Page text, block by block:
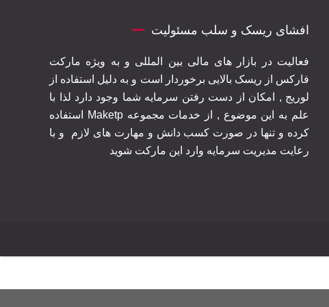
افشای ریسک و سلب مسئولیت
فعالیت در بازار های مالی بین المللی و به ویژه مارکت
فارکس از ریسک بالایی برخوردار است و به دلیل استفاده از
لوریج , امکان از دست رفتن سرمایه شما وجود دارد لذا با
علم به این موضوع , از خدمات مجموعه Maketp استفاده
کرده و تنها در صورت کسب دانش و مهارت های لازم
و با
رعایت مدیریت سرمایه وارد این مارکت شوید